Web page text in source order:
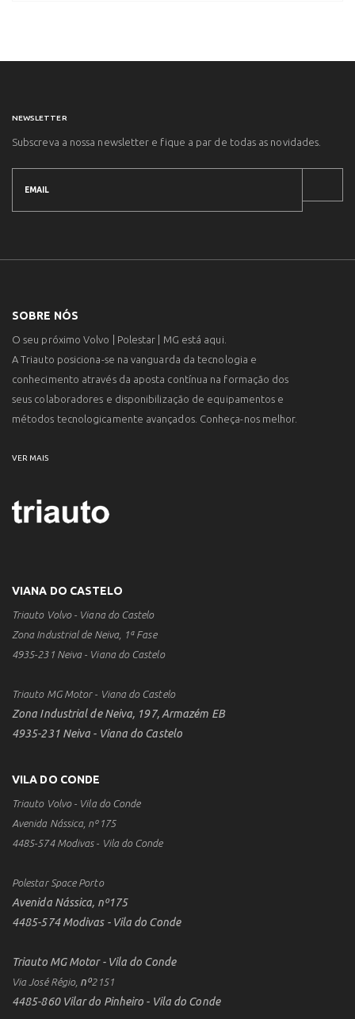
NEWSLETTER
Subscreva a nossa newsletter e fique a par de todas as novidades.
SOBRE NÓS
O seu próximo Volvo | Polestar | MG está aqui.
A Triauto posiciona-se na vanguarda da tecnologia e
conhecimento através da aposta contínua na formação dos
seus colaboradores e disponibilização de equipamentos e
métodos tecnologicamente avançados. Conheça-nos melhor.
VER MAIS
VIANA DO CASTELO
Triauto Volvo - Viana do Castelo
Zona Industrial de Neiva, 1ª Fase
4935-231 Neiva - Viana do Castelo
Triauto MG Motor - Viana do Castelo
Zona Industrial de Neiva, 197, Armazém EB
4935-231 Neiva - Viana do Castelo
VILA DO CONDE
Triauto Volvo - Vila do Conde
Avenida Nássica, nº175
4485-574 Modivas - Vila do Conde
Polestar Space Porto
Avenida Nássica, nº175
4485-574 Modivas - Vila do Conde
Triauto MG Motor - Vila do Conde
Via José Régio, nº2151
4485-860 Vilar do Pinheiro - Vila do Conde